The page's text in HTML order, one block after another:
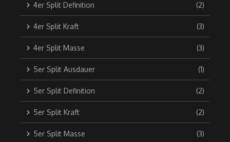
4er Split Definition (2)
4er Split Kraft (3)
4er Split Masse (3)
5er Split Ausdauer (1)
5er Split Definition (2)
5er Split Kraft (2)
5er Split Masse (3)